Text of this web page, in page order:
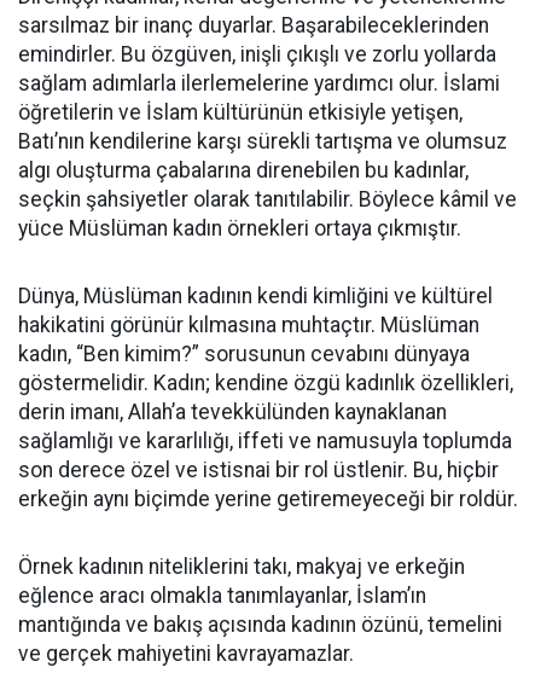
sarsılmaz bir inanç duyarlar. Başarabileceklerinden
emindirler. Bu özgüven, inişli çıkışlı ve zorlu yollarda
sağlam adımlarla ilerlemelerine yardımcı olur. İslami
öğretilerin ve İslam kültürünün etkisiyle yetişen,
Batı’nın kendilerine karşı sürekli tartışma ve olumsuz
algı oluşturma çabalarına direnebilen bu kadınlar,
seçkin şahsiyetler olarak tanıtılabilir. Böylece kâmil ve
yüce Müslüman kadın örnekleri ortaya çıkmıştır.
Dünya, Müslüman kadının kendi kimliğini ve kültürel
hakikatini görünür kılmasına muhtaçtır. Müslüman
kadın, “Ben kimim?” sorusunun cevabını dünyaya
göstermelidir. Kadın; kendine özgü kadınlık özellikleri,
derin imanı, Allah’a tevekkülünden kaynaklanan
sağlamlığı ve kararlılığı, iffeti ve namusuyla toplumda
son derece özel ve istisnai bir rol üstlenir. Bu, hiçbir
erkeğin aynı biçimde yerine getiremeyeceği bir roldür.
Örnek kadının niteliklerini takı, makyaj ve erkeğin
eğlence aracı olmakla tanımlayanlar, İslam’ın
mantığında ve bakış açısında kadının özünü, temelini
ve gerçek mahiyetini kavrayamazlar.